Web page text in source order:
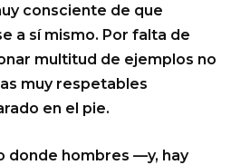
consciente de que
a sí mismo. Por falta de
multitud de ejemplos no
muy respetables
en el pie.
donde hombres —y, hay